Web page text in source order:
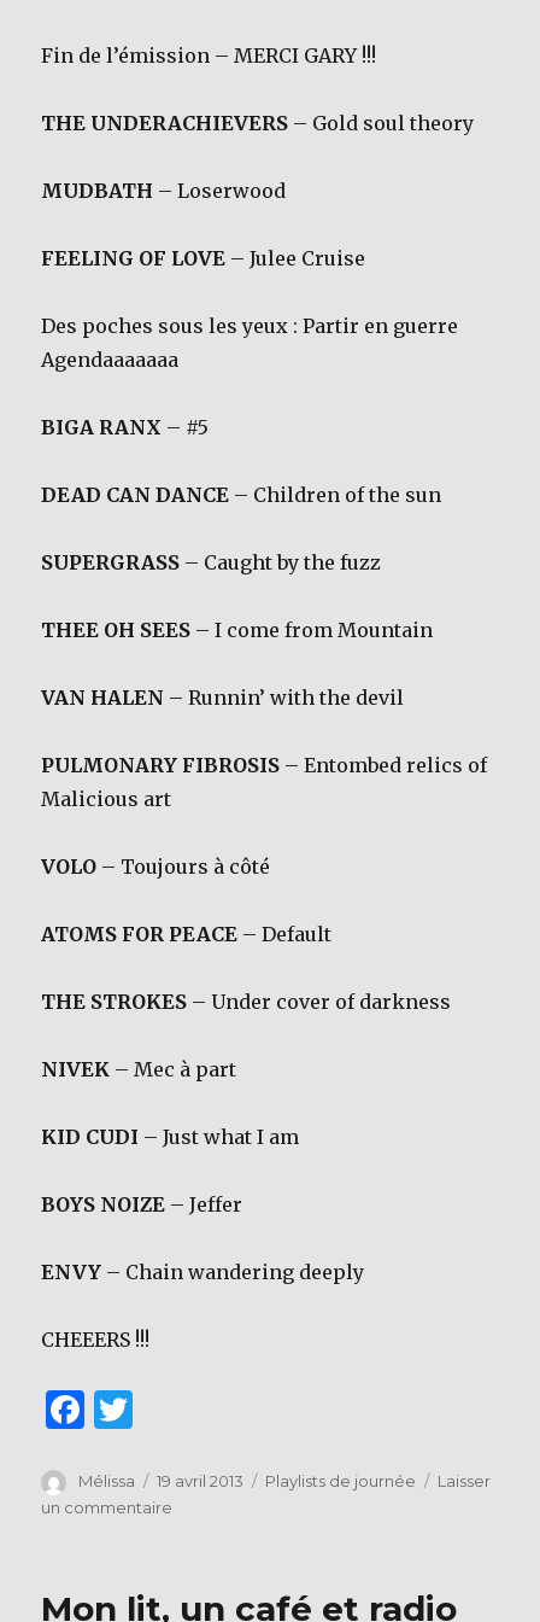
Fin de l’émission – MERCI GARY !!!
THE UNDERACHIEVERS – Gold soul theory
MUDBATH – Loserwood
FEELING OF LOVE – Julee Cruise
Des poches sous les yeux : Partir en guerre
Agendaaaaaaa
BIGA RANX – #5
DEAD CAN DANCE – Children of the sun
SUPERGRASS – Caught by the fuzz
THEE OH SEES – I come from Mountain
VAN HALEN – Runnin’ with the devil
PULMONARY FIBROSIS – Entombed relics of
Malicious art
VOLO – Toujours à côté
ATOMS FOR PEACE – Default
THE STROKES – Under cover of darkness
NIVEK – Mec à part
KID CUDI – Just what I am
BOYS NOIZE – Jeffer
ENVY – Chain wandering deeply
CHEEERS !!!
F
c
e
o
it
te
Auteur
Mélissa
Publié
le
19 avril 2013 Catégories
Playlists de journée
Laisser
un commentaire
du
Mon lit, un café et radio